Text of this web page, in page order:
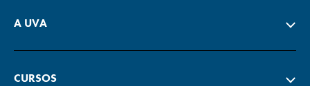
A UVA
CURSOS